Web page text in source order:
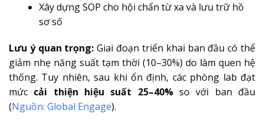
Xây dựng SOP cho hội chẩn từ xa và lưu trữ hồ
sơ số
Lưu ý quan trọng: Giai đoạn triển khai ban đầu có thể
giảm nhẹ năng suất tạm thời (10–30%) do làm quen hệ
thống. Tuy nhiên, sau khi ổn định, các phòng lab đạt
mức cải thiện hiệu suất 25–40%so với ban đầu
(Nguồn: Global Engage).